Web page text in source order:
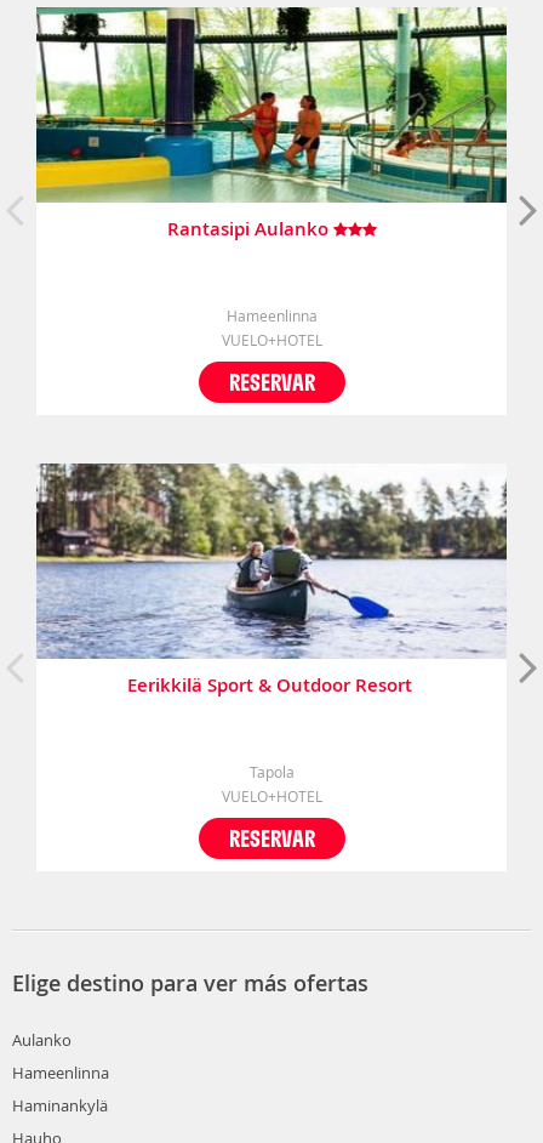
Rantasipi Aulanko
Hameenlinna
VUELO+HOTEL
RESERVAR
Eerikkilä Sport & Outdoor Resort
Tapola
VUELO+HOTEL
RESERVAR
Elige destino para ver más ofertas
Aulanko
Hameenlinna
Haminankylä
Hauho